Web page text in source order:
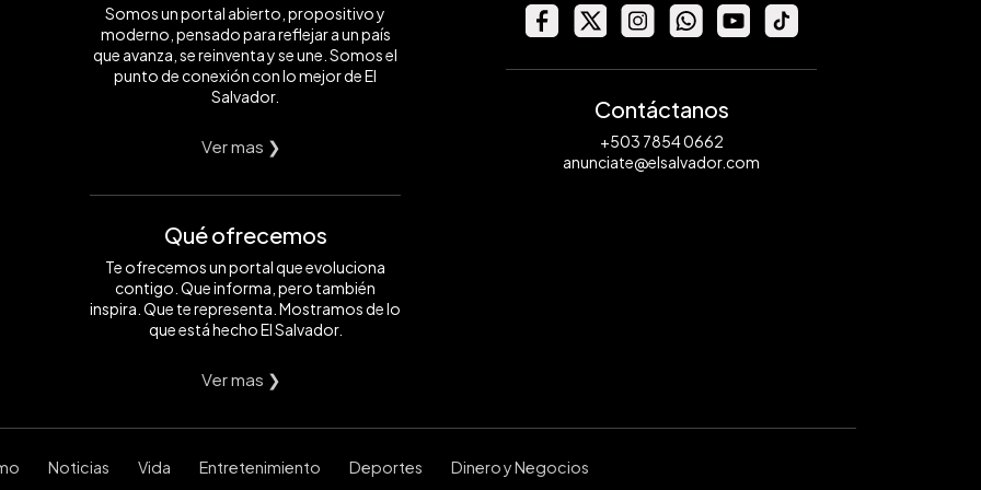
Somos un portal abierto, propositivo y
moderno, pensado para reflejar a un país
que avanza, se reinventa y se une. Somos el
punto de conexión con lo mejor de El
Salvador.
Ver mas ❯
Qué ofrecemos
Te ofrecemos un portal que evoluciona
contigo. Que informa, pero también
inspira. Que te representa. Mostramos de lo
que está hecho El Salvador.
Ver mas ❯
Contáctanos
+503 7854 0662
anunciate@elsalvador.com
Noticias Vida Entretenimiento Deportes Dinero y Negocios